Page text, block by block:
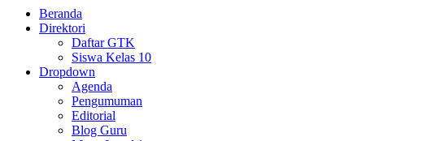
Beranda
Direktori
Daftar GTK
Siswa Kelas 10
Dropdown
Agenda
Pengumuman
Editorial
Blog Guru